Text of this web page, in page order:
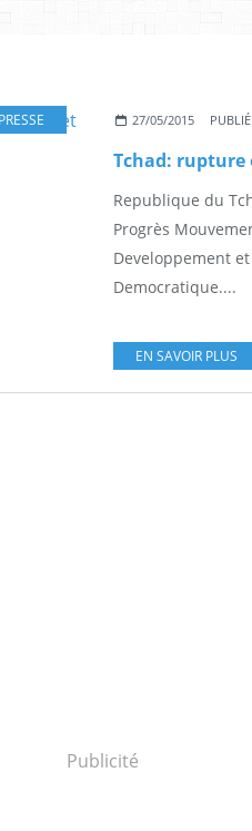
27/05/2015
Republique du
Progrès
Developpement
Democratique....
EN SAVOIR PLUS
Publicité